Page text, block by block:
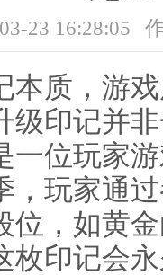
23 16:28:05
本质，游
级印记并
一位玩家
，玩家通
位，如黄
枚印记会